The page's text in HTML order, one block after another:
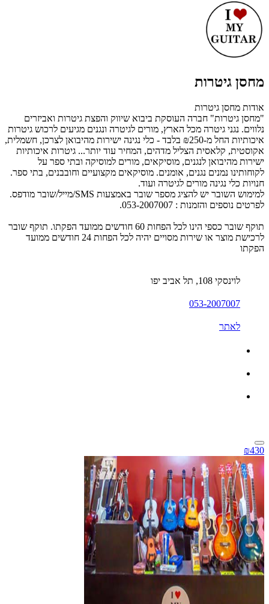
מחסן גיטרות
אודות מחסן גיטרות
"מחסן גיטרות" חברה העוסקת ביבוא שיווק והפצת גיטרות ואביזרים
נלווים. נגני גיטרה מכל הארץ, מורים לגיטרה ונגנים מגיעים לרכוש גיטרות
איכותיות החל מ-₪250 בלבד - כלי נגינה ישירות מהיבואן לצרכן, חשמלית,
אקוסטית, קלאסית הצליל מדהים, המחיר עוד יותר... גיטרות איכותיות
ישירות מהיבואן לנגנים, מוסיקאים, מורים למוסיקה ובתי ספר על
לקוחותינו נמנים נגנים, אומנים. מוסיקאים מקצועיים וחובבנים, בתי ספר.
חנויות כלי נגינה מורים לגיטרה ועוד.
למימוש השובר יש להציג מספר שובר באמצעות SMS/מייל/שובר מודפס.
לפרטים נוספים והזמנות : 053-2007007.
תוקף שובר כספי הינו לכל הפחות 60 חודשים ממועד הפקתו. תוקף שובר
לרכישת מוצר או שירות מסויים יהיה לכל הפחות 24 חודשים ממועד
הפקתו
לוינסקי 108, תל אביב יפו
053-2007007
לאתר
₪430